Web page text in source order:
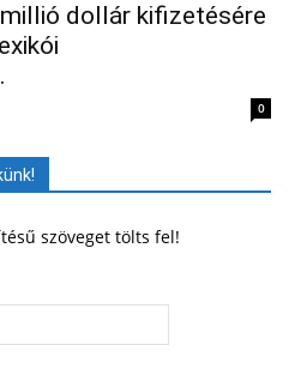
dollár kifizetésére
0
szöveget tölts fel!